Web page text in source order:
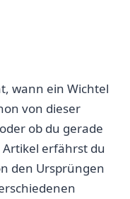
wann‍ ein Wichtel⁣
von dieser
ob du gerade
erfährst du
den Ursprüngen